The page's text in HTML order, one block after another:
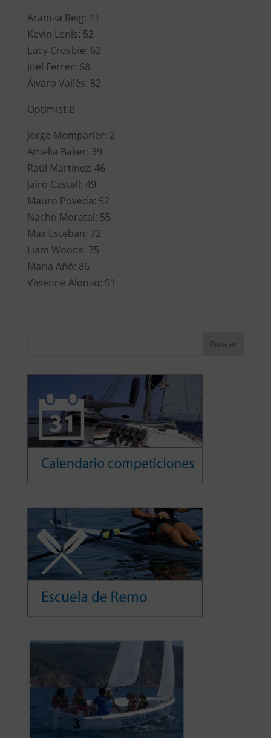
Arantza Reig: 41
Kevin Lenis: 52
Lucy Crosbie: 62
Joel Ferrer: 68
Álvaro Vallés: 82
Optimist B
Jorge Momparler: 2
Amelia Baker: 39
Raúl Martínez: 46
Jairo Castell: 49
Mauro Poveda: 52
Nacho Moratal: 55
Max Esteban: 72
Liam Woods: 75
Maria Añó: 86
Vivienne Alonso: 91